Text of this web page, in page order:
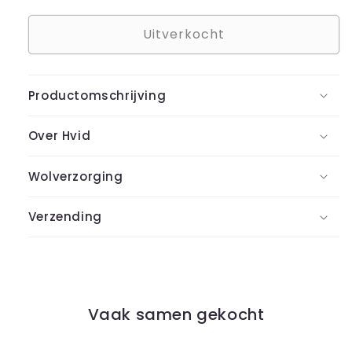
Uitverkocht
Productomschrijving
Over Hvid
Wolverzorging
Verzending
Vaak samen gekocht